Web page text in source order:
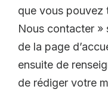
que vous pouvez
Nous contacter »
de la page
ensuite de
de rédiger votre